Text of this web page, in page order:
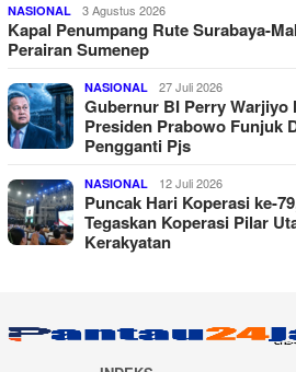
NASIONAL 3 Agustus 2026
Kapal Penumpang Rute Surabaya-
Perairan Sumenep
NASIONAL 27 Juli 2026
Gubernur BI Perry
Presiden Prabowo Funjuk
Pengganti Pjs
NASIONAL 12 Juli 2026
Puncak Hari Koperasi ke-
Tegaskan Koperasi Pilar
Kerakyatan